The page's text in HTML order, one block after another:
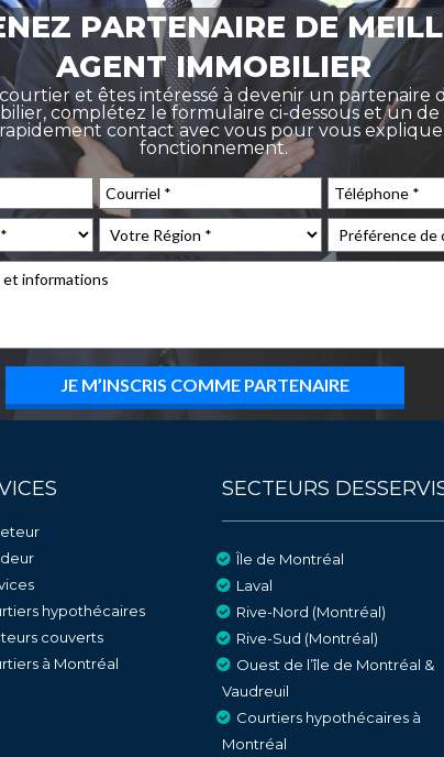
PARTENAIRE DE
AGENT IMMOBILIER
courtier et êtes intéressé à devenir un partenaire
complétez le formulaire ci-dessous et un de
contact avec vous pour vous
fonctionnement.
hypothécaires
couverts
à Montréal
SECTEURS
Île de Montréal
Laval
Rive-Nord (Montréal)
Rive-Sud (Montréal)
Ouest de l’île de Montréal &
Vaudreuil
Courtiers hypothécaires à
Montréal